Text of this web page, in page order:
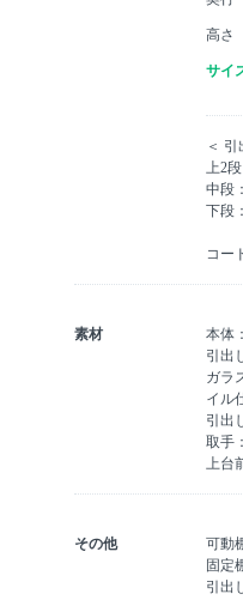
高さ
サイ
＜ 引
上2
中段
下段
コー
素材
本体
引出
ガラ
イル
引出
取手
上台
その他
可動
固定
引出